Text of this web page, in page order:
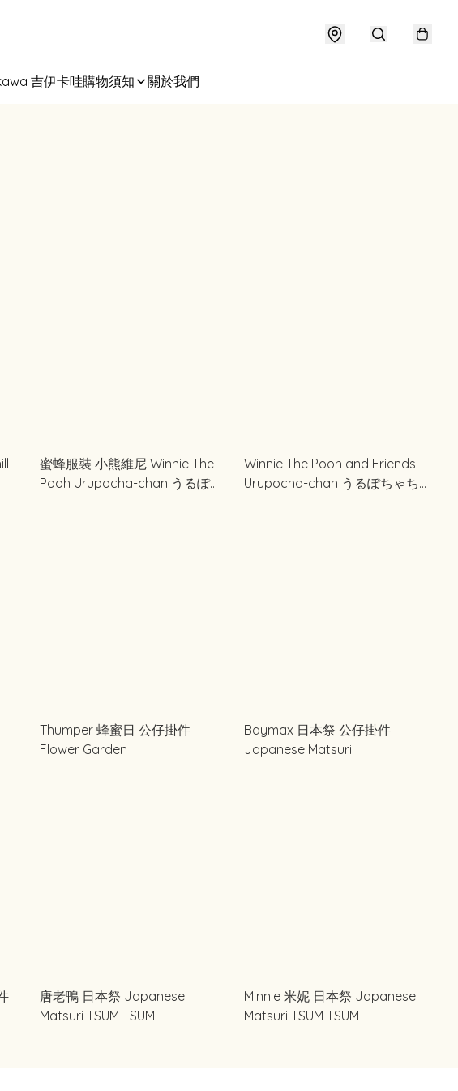
吉伊卡哇購物須知 關於我們
蜜蜂服裝 小熊維尼 Winnie The
Pooh Urupocha-chan うるぽち
Winnie The Pooh and Friends
Urupocha-chan うるぽちゃちゃ
Thumper 蜂蜜日 公仔掛件
Flower Garden
Baymax 日本祭 公仔掛件
Japanese Matsuri
唐老鴨 日本祭 Japanese
Matsuri TSUM TSUM
Minnie 米妮 日本祭 Japanese
Matsuri TSUM TSUM